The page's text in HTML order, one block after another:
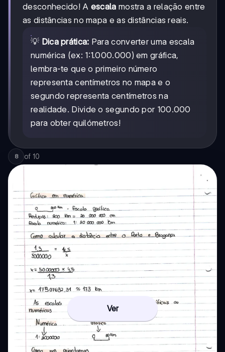
desconhecido! A escala mostra a relação entre
as distâncias no mapa e as distâncias reais.
💡 Dica prática: Para converter uma escala
numérica (ex: 1:1.000.000) em gráfica,
lembra-te que o primeiro número
representa centímetros no mapa e o
segundo representa centímetros na
realidade. Divide o segundo por 100.000
para obter quilómetros!
8 of 10
Ver